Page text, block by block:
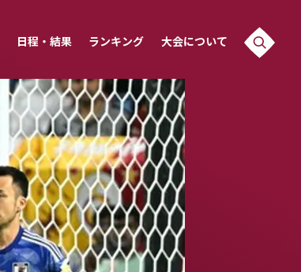
日程・結果 ランキング 大会について